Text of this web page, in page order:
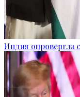
Индия опровергла